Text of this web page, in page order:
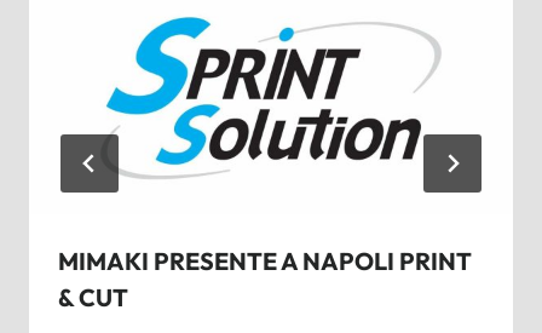
MIMAKI PRESENTE A NAPOLI PRINT
& CUT